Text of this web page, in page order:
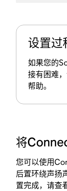
设置过
如果您的
接有困难
帮助。
将
您可以使用
后置环绕声扬
置完成，请查